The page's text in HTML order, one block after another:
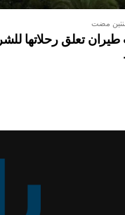
مضت
تعلق رحلاتها